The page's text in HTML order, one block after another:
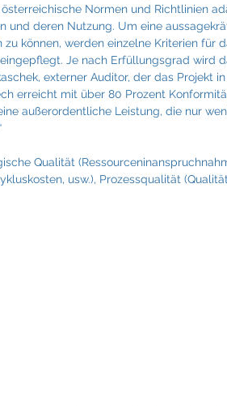
Normen und Richtlinien
und deren Nutzung. Um eine
können, werden einzelne Kriterien für
Je nach Erfüllungsgrad wird
externer Auditor, der das Projekt
erreicht mit über 80 Prozent
außerordentliche Leistung, die nur
Qualität
usw.), Prozessqualität